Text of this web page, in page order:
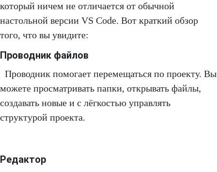
который ничем не отличается от обычной
настольной версии VS Code. Вот краткий обзор
того, что вы увидите:
Проводник файлов
Проводник помогает перемещаться по проекту. Вы
можете просматривать папки, открывать файлы,
создавать новые и с лёгкостью управлять
структурой проекта.
Редактор